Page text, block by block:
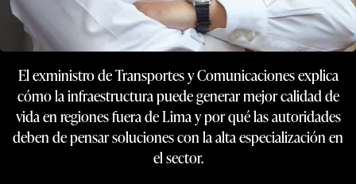
El exministro de Transportes y Comunicaciones explica
cómo la infraestructura puede generar mejor calidad de
vida en regiones fuera de Lima y por qué las autoridades
deben de pensar soluciones con la alta especialización en
el sector.